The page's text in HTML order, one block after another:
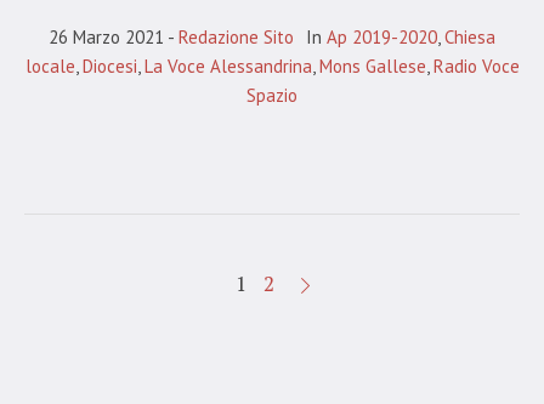
26 Marzo 2021 Redazione Sito In Ap 2019-2020,Chiesa
locale,Diocesi,La Voce Alessandrina,Mons Gallese,Radio Voce
Spazio
1 2